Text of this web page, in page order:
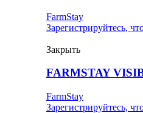
FarmStay
Зарегистрируйтесь,
Закрыть
FARMSTAY
FarmStay
Зарегистрируйтесь,